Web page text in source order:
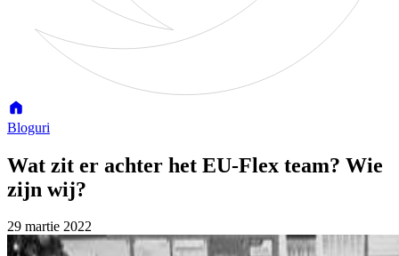
Bloguri
Wat zit er achter het EU-Flex team? Wie
zijn wij?
29 martie 2022